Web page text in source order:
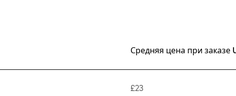
Средняя цена при заказе
£23